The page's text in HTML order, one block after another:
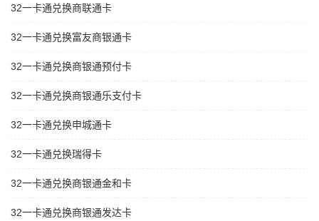
32一卡通兑换商联通卡
32一卡通兑换富友商银通卡
32一卡通兑换商银通预付卡
32一卡通兑换商银通乐支付卡
32一卡通兑换申城通卡
32一卡通兑换瑞得卡
32一卡通兑换商银通金和卡
32一卡通兑换商银通发达卡